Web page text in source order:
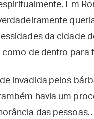
Em
da cidade
de dentro para
invadida pelos
havia um
das